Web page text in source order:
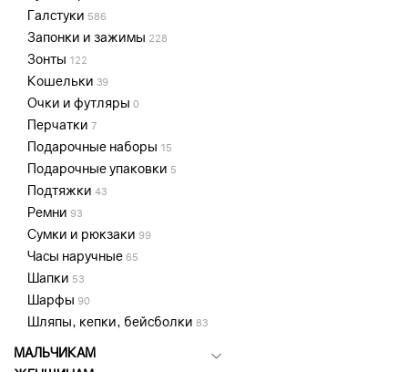
Галстуки 586
Запонки и зажимы 228
Зонты 122
Кошельки 39
Очки и футляры 0
Перчатки 7
Подарочные наборы 15
Подарочные упаковки 5
Подтяжки 43
Ремни 93
Сумки и рюкзаки 99
Часы наручные 65
Шапки 53
Шарфы 90
Шляпы, кепки, бейсболки 83
МАЛЬЧИКАМ